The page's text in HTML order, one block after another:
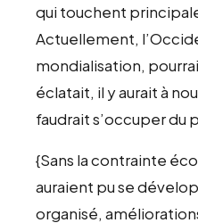
qui touchent
Actuellement,
mondialisation,
éclatait, il y aurait à
faudrait s’occuper du
{Sans la contrainte
auraient pu se
organisé,